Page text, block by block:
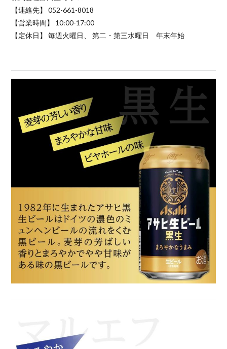
【連絡先】 052-661-8018
【営業時間】 10:00-17:00
【定休日】 毎週火曜日、 第二・第三水曜日 年末年始